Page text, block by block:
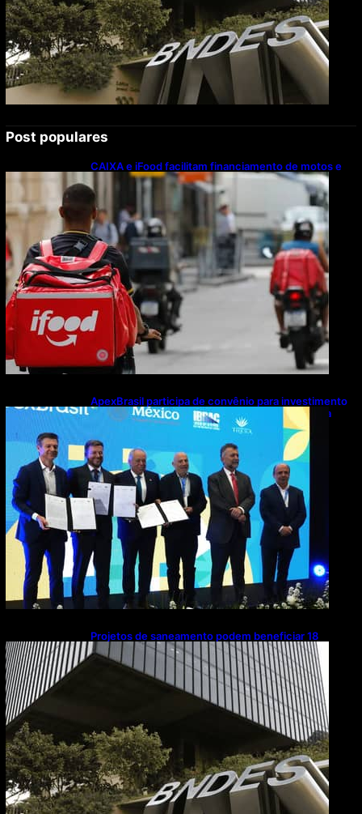
Post populares
CAIXA e iFood facilitam financiamento de motos e
bicicletas elétricas para entregadores
ApexBrasil participa de convênio para investimento
de R$ 2,63 milhões em exportações de cachaça
Projetos de saneamento podem beneficiar 18
milhões de brasileiros